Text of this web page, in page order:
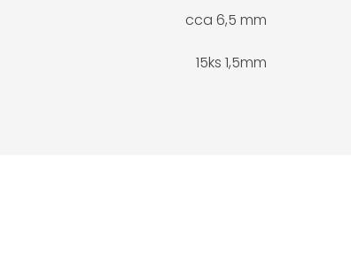
cca 6,5 mm
15ks 1,5mm